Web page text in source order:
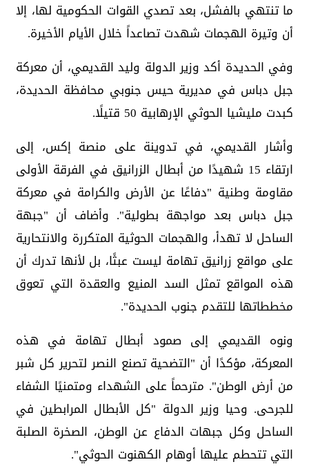
ما تنتهي بالفشل، بعد تصدي القوات الحكومية لها، إلا
أن وتيرة الهجمات شهدت تصاعداً خلال الأيام الأخيرة.
وفي الحديدة أكد وزير الدولة وليد القديمي، أن معركة
جبل دباس في مديرية حيس جنوبي محافظة الحديدة،
كبدت مليشيا الحوثي الإرهابية 50 قتيلًا.
وأشار القديمي، في تدوينة على منصة إكس، إلى
ارتقاء 15 شهيدًا من أبطال الزرانيق في الفرقة الأولى
مقاومة وطنية "دفاعًا عن الأرض والكرامة في معركة
جبل دباس بعد مواجهة بطولية". وأضاف أن "جبهة
الساحل لا تهدأ، والهجمات الحوثية المتكررة والانتحارية
على مواقع زرانيق تهامة ليست عبثًا، بل لأنها تدرك أن
هذه المواقع تمثل السد المنيع والعقدة التي تعوق
مخططاتها للتقدم جنوب الحديدة".
ونوه القديمي إلى صمود أبطال تهامة في هذه
المعركة، مؤكدًا أن "التضحية تصنع النصر لتحرير كل شبر
من أرض الوطن". مترحماً على الشهداء ومتمنيًا الشفاء
للجرحى. وحيا وزير الدولة "كل الأبطال المرابطين في
الساحل وكل جبهات الدفاع عن الوطن، الصخرة الصلبة
التي تتحطم عليها أوهام الكهنوت الحوثي".